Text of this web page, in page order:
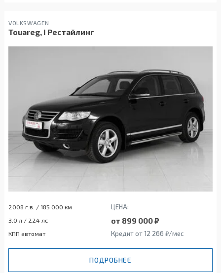
VOLKSWAGEN
Touareg, I Рестайлинг
2008 г.в. / 185 000 км ЦЕНА:
3.0 л / 224 лс от 899 000 ₽
КПП автомат Кредит от 12 266 ₽/мес
ПОДРОБНЕЕ